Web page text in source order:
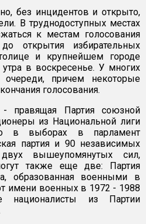
без инцидентов и открыто,
В труднодоступных местах
к местам голосования
открытия избирательных
и крупнейшем городе
в воскресенье. У многих
очереди, причем некоторые
голосования.
правящая Партия союзной
из Национальной лиги
в выборах в парламент
партия и 90 независимых
вышеупомянутых сил,
также еще две: Партия
образованная военными в
имени военных в 1972 - 1988
националисты из Партии